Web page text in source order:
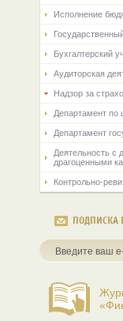
Исполнение
Бухгалтерский
Аудиторская
Надзор за
Департамент по
Департамент
Деятельность с
драгоценными
Контрольно-
ПОДПИСКА